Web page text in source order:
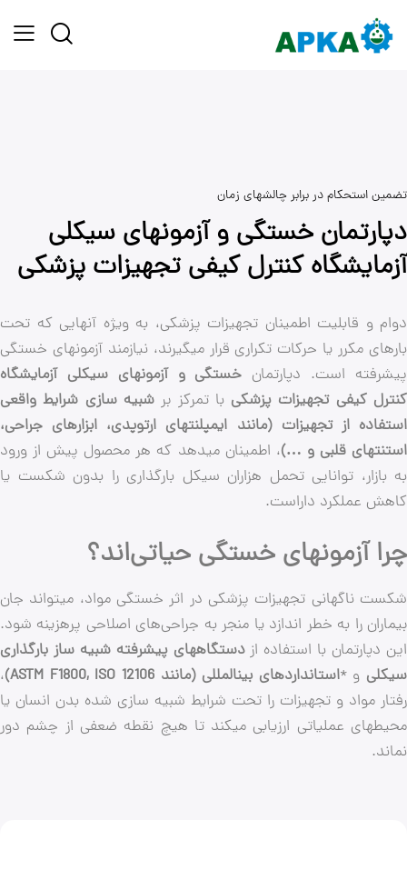
استحکام در برابر چالشهای زمان
خستگی و آزمونهای سیکلی
کنترل کیفی تجهیزات پزشکی
و قابلیت اطمینان تجهیزات پزشکی، به ویژه آنهایی که تحت
مکرر یا حرکات تکراری قرار میگیرند، نیازمند آزمونهای خستگی
است. دپارتمانخستگی و آزمونهای سیکلی آزمایشگاه
کیفی تجهیزات پزشکیبا تمرکز برشبیه سازی شرایط واقعی
از تجهیزات (مانند ایمپلنتهای ارتوپدی، ابزارهای جراحی،
قلبی و …)، اطمینان میدهد که هر محصول پیش از ورود
بازار، توانایی تحمل هزاران سیکل بارگذاری را بدون شکست یا
عملکرد داراست.
آزمونهای خستگی حیاتی‌اند؟
ناگهانی تجهیزات پزشکی در اثر خستگی مواد، میتواند جان
را به خطر اندازد یا منجر به جراحی‌های اصلاحی پرهزینه شود.
دپارتمان با استفاده از دستگاههای پیشرفته شبیه ساز بارگذاری
و * استانداردهای بینالمللی (مانند ASTM F1800, ISO 12106)
،
مواد و تجهیزات را تحت شرایط شبیه سازی شده بدن انسان یا
عملیاتی ارزیابی میکند تا هیچ نقطه ضعفی از چشم دور